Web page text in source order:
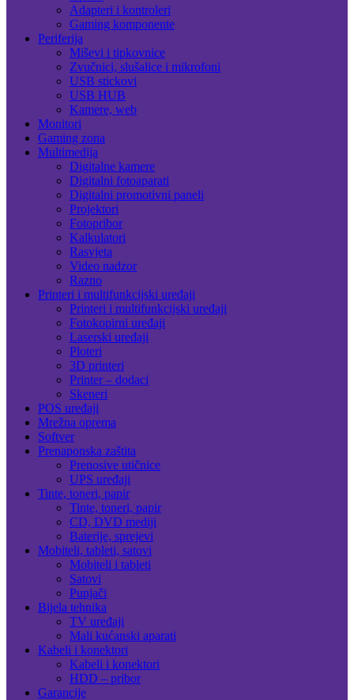
Adapteri i kontroleri
Gaming komponente
Periferija
Miševi i tipkovnice
Zvučnici, slušalice i mikrofoni
USB stickovi
USB HUB
Kamere, web
Monitori
Gaming zona
Multimedija
Digitalne kamere
Digitalni fotoaparati
Digitalni promotivni paneli
Projektori
Fotopribor
Kalkulatori
Rasvjeta
Video nadzor
Razno
Printeri i multifunkcijski uređaji
Printeri i multifunkcijski uređaji
Fotokopirni uređaji
Laserski uređaji
Ploteri
3D printeri
Printer – dodaci
Skeneri
POS uređaji
Mrežna oprema
Softver
Prenaponska zaštita
Prenosive utičnice
UPS uređaji
Tinte, toneri, papir
Tinte, toneri, papir
CD, DVD mediji
Baterije, sprejevi
Mobiteli, tableti, satovi
Mobiteli i tableti
Satovi
Punjači
Bijela tehnika
TV uređaji
Mali kućanski aparati
Kabeli i konektori
Kabeli i konektori
HDD – pribor
Garancije